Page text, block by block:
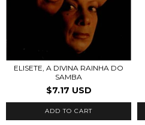
ELISETE, A DIVINA RAINHA DO
SAMBA
$7.17 USD
ADD TO CART